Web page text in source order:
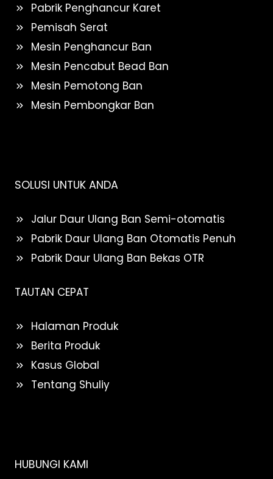
Pabrik Penghancur Karet
Pemisah Serat
Mesin Penghancur Ban
Mesin Pencabut Bead Ban
Mesin Pemotong Ban
Mesin Pembongkar Ban
SOLUSI UNTUK ANDA
Jalur Daur Ulang Ban Semi-otomatis
Pabrik Daur Ulang Ban Otomatis Penuh
Pabrik Daur Ulang Ban Bekas OTR
TAUTAN CEPAT
Halaman Produk
Berita Produk
Kasus Global
Tentang Shuliy
HUBUNGI KAMI